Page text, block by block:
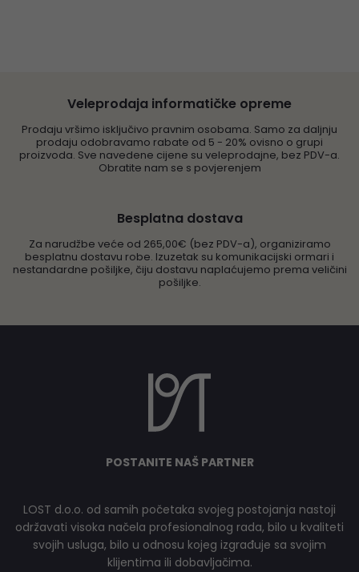
Veleprodaja informatičke opreme
Prodaju vršimo isključivo pravnim osobama. Samo za daljnju
prodaju odobravamo rabate od 5 - 20% ovisno o grupi
proizvoda. Sve navedene cijene su veleprodajne, bez PDV-a.
Obratite nam se s povjerenjem
Besplatna dostava
Za narudžbe veće od 265,00€ (bez PDV-a), organiziramo
besplatnu dostavu robe. Izuzetak su komunikacijski ormari i
nestandardne pošiljke, čiju dostavu naplaćujemo prema veličini
pošiljke.
POSTANITE NAŠ PARTNER
LOST d.o.o. od samih početaka svojeg postojanja nastoji
održavati visoka načela profesionalnog rada, bilo u kvaliteti
svojih usluga, bilo u odnosu kojeg izgrađuje sa svojim
klijentima ili dobavljačima.